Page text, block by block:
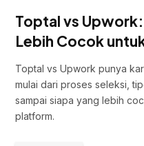
Toptal vs
Lebih Cocok
Toptal vs Upwork punya
mulai dari proses seleksi,
sampai siapa yang lebih
platform.